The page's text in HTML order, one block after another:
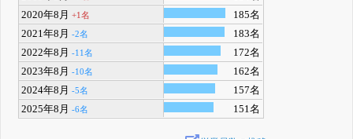
2020年8月+1名
185名
2021年8月-2名
183名
2022年8月-11名
172名
2023年8月-10名
162名
2024年8月-5名
157名
2025年8月-6名 151名